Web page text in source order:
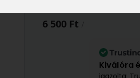
6 500 Ft
Kiválóra
igazolta: